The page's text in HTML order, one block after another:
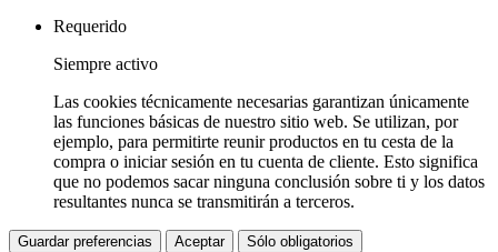
Requerido
Siempre activo
Las cookies técnicamente necesarias garantizan únicamente
las funciones básicas de nuestro sitio web. Se utilizan, por
ejemplo, para permitirte reunir productos en tu cesta de la
compra o iniciar sesión en tu cuenta de cliente. Esto significa
que no podemos sacar ninguna conclusión sobre ti y los datos
resultantes nunca se transmitirán a terceros.
Guardar preferencias Aceptar Sólo obligatorios